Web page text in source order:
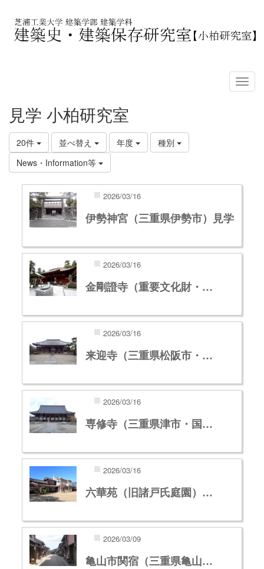
見学 小柏研究室
20件 並べ替え 年度
種別
News・Information等
2026/03/16
伊勢神宮（三重県伊勢市）見学
2026/03/16
金剛證寺（重要文化財・…
2026/03/16
来迎寺（三重県松阪市・…
2026/03/16
専修寺（三重県津市・国…
2026/03/16
六華苑（旧諸戸氏庭園）…
2026/03/09
亀山市関宿（三重県亀山…